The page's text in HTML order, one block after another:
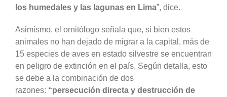
los humedales y las lagunas en Lima”, dice.
Asimismo, el ornitólogo señala que, si bien estos
animales no han dejado de migrar a la capital, más de
15 especies de aves en estado silvestre se encuentran
en peligro de extinción en el país. Según detalla, esto
se debe a la combinación de dos
razones: “persecución directa y destrucción de